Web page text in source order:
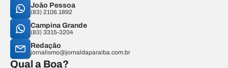
João Pessoa
(83) 2106.1892
Campina Grande
(83) 3315-3204
Redação
jornalismo@jornaldaparaiba.com.br
Qual a Boa?